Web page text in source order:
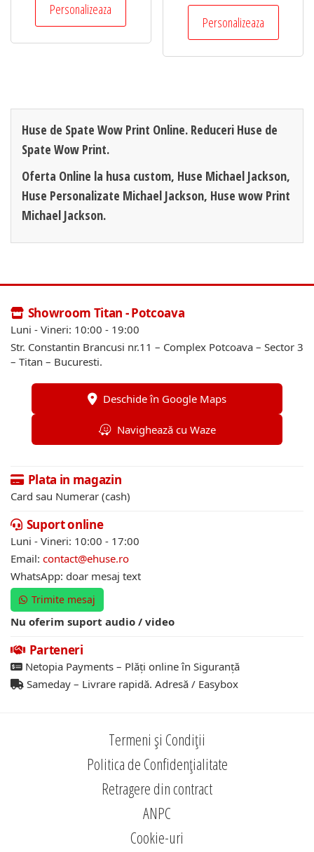
Personalizeaza
Personalizeaza
Huse de Spate Wow Print Online. Reduceri Huse de
Spate Wow Print.
Oferta Online la husa custom, Huse Michael Jackson,
Huse Personalizate Michael Jackson, Huse wow Print
Michael Jackson.
Showroom Titan - Potcoava
Luni - Vineri: 10:00 - 19:00
Str. Constantin Brancusi nr.11 – Complex Potcoava – Sector 3
– Titan – Bucuresti.
Deschide în Google Maps
Navighează cu Waze
Plata in magazin
Card sau Numerar (cash)
Suport online
Luni - Vineri: 10:00 - 17:00
Email: contact@ehuse.ro
WhatsApp: doar mesaj text
Trimite mesaj
Nu oferim suport audio / video
Parteneri
Netopia Payments – Plăți online în Siguranță
Sameday – Livrare rapidă. Adresă / Easybox
Termeni și Condiții
Politica de Confidențialitate
Retragere din contract
ANPC
Cookie-uri